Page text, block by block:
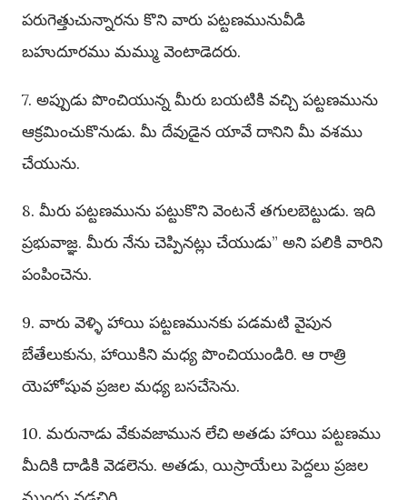
పరుగెత్తుచున్నారను కొని వారు పట్టణమునువీడి
బహుదూరము మమ్ము వెంటాడెదరు.
7. అప్పుడు పొంచియున్న మీరు బయటికి వచ్చి పట్టణమును
ఆక్రమించుకొనుడు. మీ దేవుడైన యావే దానిని మీ వశము
చేయును.
8. మీరు పట్టణమును పట్టుకొని వెంటనే తగులబెట్టుడు. ఇది
ప్రభువాజ్ఞ. మీరు నేను చెప్పినట్లు చేయుడు” అని పలికి వారిని
పంపించెను.
9. వారు వెళ్ళి హాయి పట్టణమునకు పడమటి వైపున
బేతేలుకును, హాయికిని మధ్య పొంచియుండిరి. ఆ రాత్రి
యెహోషువ ప్రజల మధ్య బసచేసెను.
10. మరునాడు వేకువజామున లేచి అతడు హాయి పట్టణము
మీదికి దాడికి వెడలెను. అతడు, యిస్రాయేలు పెద్దలు ప్రజల